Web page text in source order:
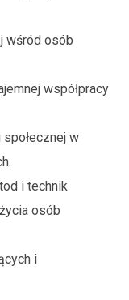
wśród osób
współpracy
w
i technik
osób
i